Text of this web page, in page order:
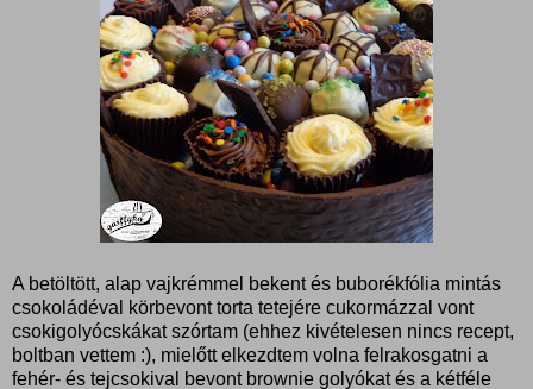
A betöltött, alap vajkrémmel bekent és buborékfólia mintás
csokoládéval körbevont torta tetejére cukormázzal vont
csokigolyócskákat szórtam (ehhez kivételesen nincs recept,
boltban vettem :), mielőtt elkezdtem volna felrakosgatni a
fehér- és tejcsokival bevont brownie golyókat és a kétféle